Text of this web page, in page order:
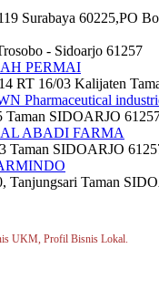
Surabaya 60225,PO
- Sidoarjo 61257
PERMAI
RT 16/03 Kalijaten
Pharmaceutical
Taman SIDOARJO
ABADI FARMA
Taman SIDOARJO
Tanjungsari Taman
UKM, Profil Bisnis Lokal.